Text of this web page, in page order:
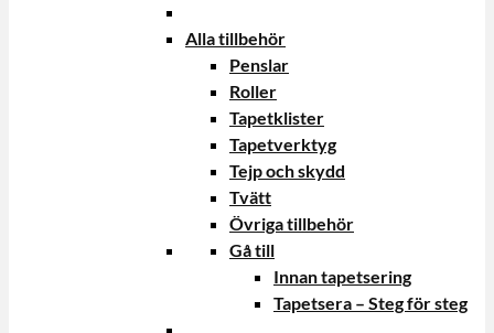
Alla tillbehör
Penslar
Roller
Tapetklister
Tapetverktyg
Tejp och skydd
Tvätt
Övriga tillbehör
Gå till
Innan tapetsering
Tapetsera – Steg för steg